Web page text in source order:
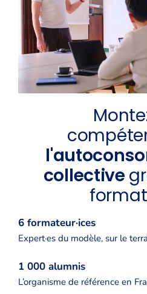
collective
6 formateur·ices
Expert·es du modèle, sur le
1 000 alumnis
L’organisme de référence en